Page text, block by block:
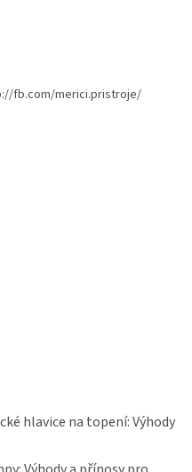
fb.com/merici.pristroje/
hlavice na topení: Výhody